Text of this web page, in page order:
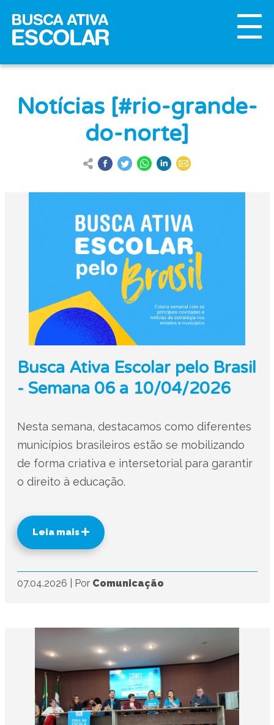
Notícias [#rio-grande-
do-norte]
Busca Ativa Escolar pelo Brasil
- Semana 06 a 10/04/2026
Nesta semana, destacamos como diferentes
municípios brasileiros estão se mobilizando
de forma criativa e intersetorial para garantir
o direito à educação.
Leia mais
07.04.2026 Por Comunicação